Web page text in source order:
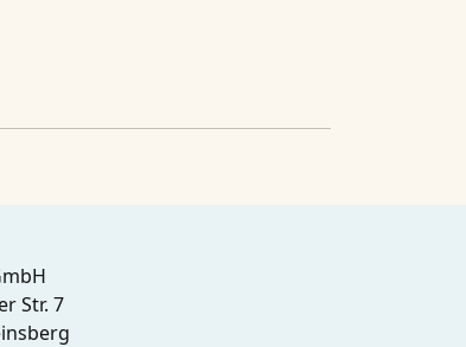
Str. 7